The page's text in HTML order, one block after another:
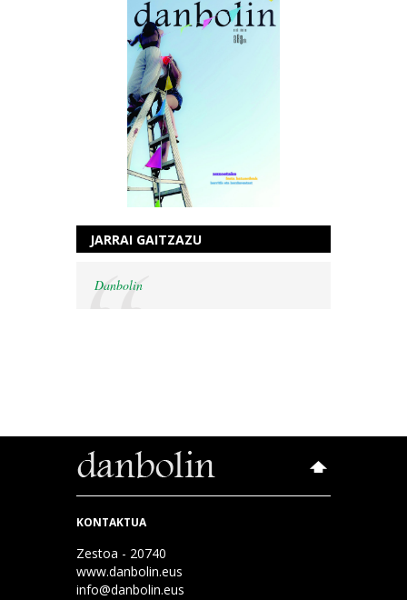
JARRAI GAITZAZU
Danbolin
KONTAKTUA
Zestoa - 20740
www.danbolin.eus
info@danbolin.eus